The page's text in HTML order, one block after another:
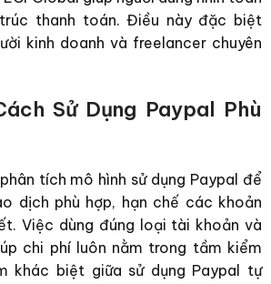
thanh toán.Điều này đặc biệt
kinh doanh và freelancer chuyên
Sử Dụng Paypal Phù
tích mô hình sử dụng Paypal để
dịch phù hợp, hạn chế các khoản
Việc dùng đúng loại tài khoản và
chi phí luôn nằm trong tầm kiểm
khác biệt giữa sử dụng Paypal tự